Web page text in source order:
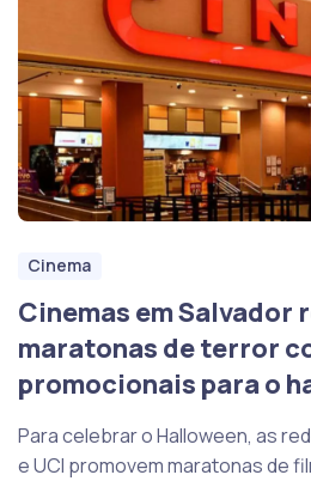
Cinema
Cinemas em Salvador
maratonas de terror
promocionais para o
Para celebrar o Halloween, as
e UCI promovem maratonas de